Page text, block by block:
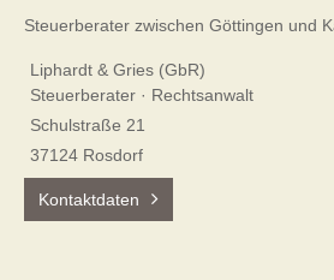
Steuerberater zwischen Göttingen und
Liphardt & Gries (GbR)
Steuerberater · Rechtsanwalt
Schulstraße 21
37124 Rosdorf
Kontaktdaten